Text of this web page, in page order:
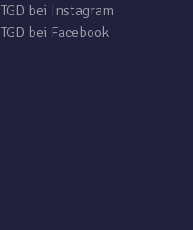
TGD bei Instagram
TGD bei Facebook